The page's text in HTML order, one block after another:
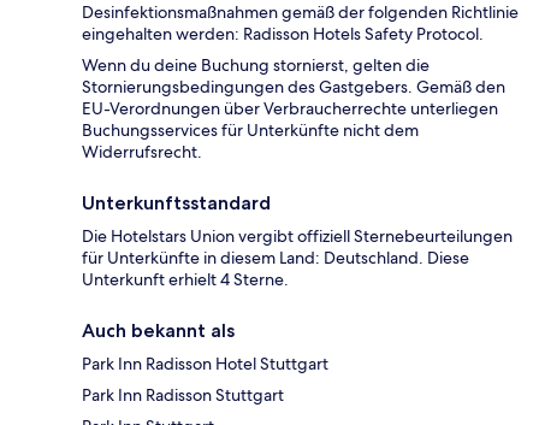
Desinfektionsmaßnahmen gemäß der folgenden Richtlinie
eingehalten werden: Radisson Hotels Safety Protocol.
Wenn du deine Buchung stornierst, gelten die
Stornierungsbedingungen des Gastgebers. Gemäß den
EU-Verordnungen über Verbraucherrechte unterliegen
Buchungsservices für Unterkünfte nicht dem
Widerrufsrecht.
Unterkunftsstandard
Die Hotelstars Union vergibt offiziell Sternebeurteilungen
für Unterkünfte in diesem Land: Deutschland. Diese
Unterkunft erhielt 4 Sterne.
Auch bekannt als
Park Inn Radisson Hotel Stuttgart
Park Inn Radisson Stuttgart